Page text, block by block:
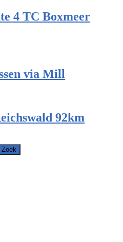
4 TC Boxmeer
via Mill
92km
Zoek